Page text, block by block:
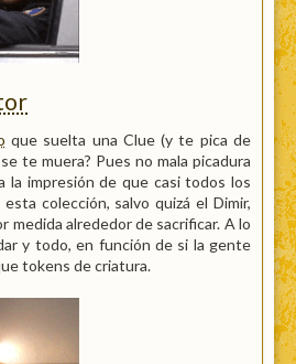
que suelta una Clue (y te pica de
te muera? Pues no mala picadura
la impresión de que casi todos los
colección, salvo quizá el Dimir,
medida alrededor de sacrificar. A lo
y todo, en función de si la gente
tokens de criatura.